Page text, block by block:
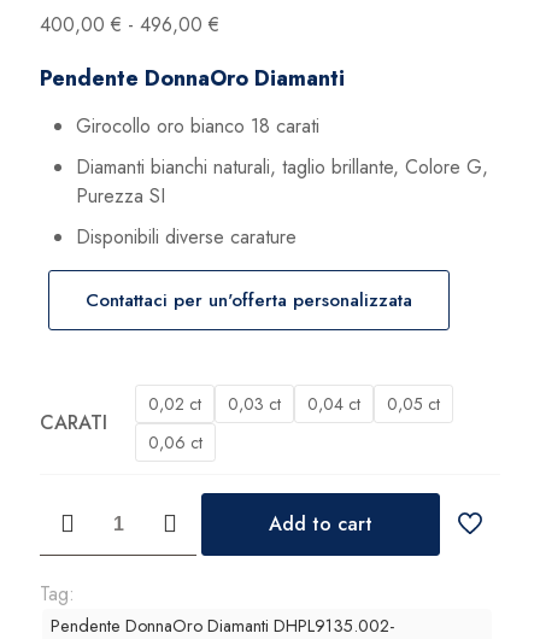
400,00 € - 496,00 €
prezzo:
400,00 €
a
Pendente DonnaOro Diamanti
Girocollo oro bianco 18 carati
Diamanti bianchi naturali, taglio brillante, Colore G,
Purezza SI
Disponibili diverse carature
Contattaci per un'offerta personalizzata
CARATI
0,02 ct 0,03 ct 0,04 ct
0,05 ct
0,06 ct
DonnaOro
Diamanti
quantità
Add to cart
Tag:
Pendente DonnaOro Diamanti DHPL9135.002-